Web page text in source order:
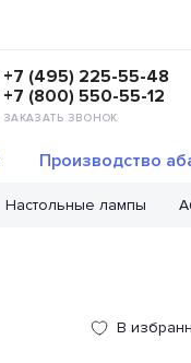
+7 (495) 225-55-48
+7 (800) 550-55-12
ЗАКАЗАТЬ ЗВОНОК
Настольные лампы
Производство
В